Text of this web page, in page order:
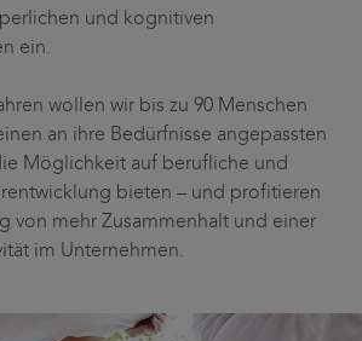
und kognitiven
ein.
wollen wir bis zu 90 Menschen
an ihre Bedürfnisse angepassten
Möglichkeit auf berufliche und
bieten – und profitieren
von mehr Zusammenhalt und einer
im Unternehmen.